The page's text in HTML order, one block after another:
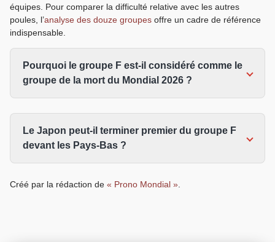
équipes. Pour comparer la difficulté relative avec les autres
poules, l’analyse des douze groupes offre un cadre de référence
indispensable.
Pourquoi le groupe F est-il considéré comme le
groupe de la mort du Mondial 2026 ?
Le Japon peut-il terminer premier du groupe F
devant les Pays-Bas ?
Créé par la rédaction de « Prono Mondial ».